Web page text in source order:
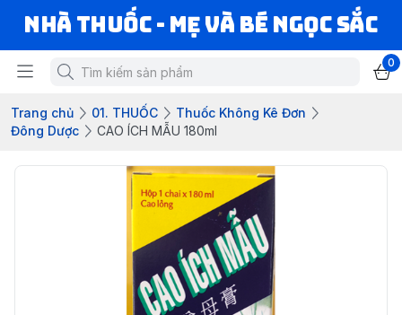
Nhà Thuốc - Mẹ và Bé Ngọc Sắc
0
Trang chủ 01. THUỐC
Thuốc Không Kê Đơn
Đông Dược
CAO ÍCH MẪU 180ml